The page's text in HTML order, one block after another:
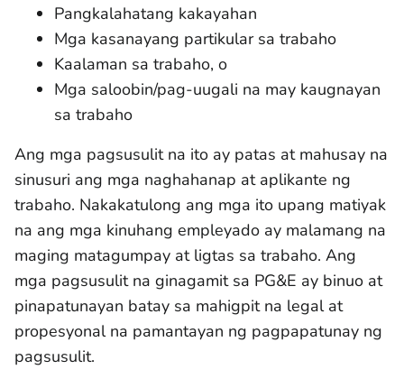
Pangkalahatang kakayahan
Mga kasanayang partikular sa trabaho
Kaalaman sa trabaho, o
Mga saloobin/pag-uugali na may kaugnayan
sa trabaho
Ang mga pagsusulit na ito ay patas at mahusay na
sinusuri ang mga naghahanap at aplikante ng
trabaho. Nakakatulong ang mga ito upang matiyak
na ang mga kinuhang empleyado ay malamang na
maging matagumpay at ligtas sa trabaho. Ang
mga pagsusulit na ginagamit sa PG&E ay binuo at
pinapatunayan batay sa mahigpit na legal at
propesyonal na pamantayan ng pagpapatunay ng
pagsusulit.